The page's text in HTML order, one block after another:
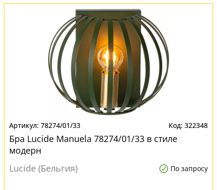
78274/01/33 322348
Бра Lucide Manuela 78274/01/33 в стиле
модерн
Lucide (Бельгия)
По запросу